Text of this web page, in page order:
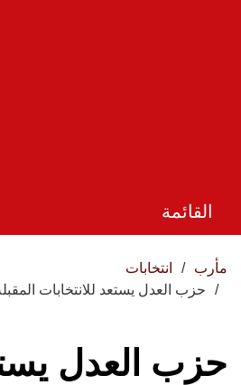
القائمة
مأرب
انتخابات
حزب العدل يستعد للانتخابات
حزب العدل